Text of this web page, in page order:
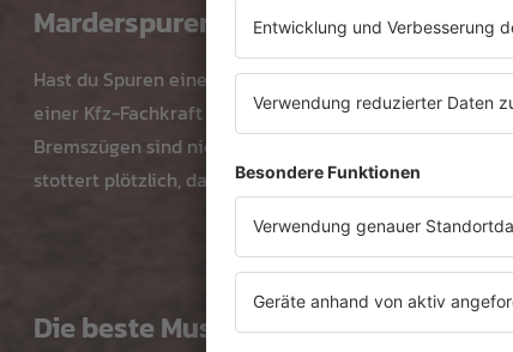
Marderspuren entdeckt? Das
Hast du Spuren eines Marders wie Biss- oder
einer Kfz-Fachkraft überprüfen lassen, um
Bremszügen sind nicht sofort sichtbar, können aber ein
stottert plötzlich, dann könnte ebenfalls ein Schaden
Die beste Musik gibt's hier: